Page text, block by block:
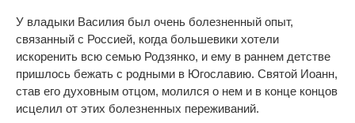
У владыки Василия был очень болезненный опыт,
связанный с Россией, когда большевики хотели
искоренить всю семью Родзянко, и ему в раннем детстве
пришлось бежать с родными в Югославию. Святой Иоанн,
став его духовным отцом, молился о нем и в конце концов
исцелил от этих болезненных переживаний.